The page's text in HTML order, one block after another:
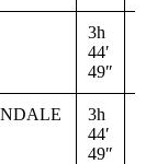
3h
44′
49″
3h
44′
49″